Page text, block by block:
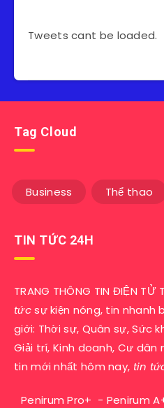
Tweets cant be loaded.
Tag Cloud
Business Thể thao
TIN TỨC 24H
TRANG THÔNG TIN ĐIỆN
tứcsự kiện nóng, tin nhanh
giới: Thời sự, Quân sự, Sức
Giải trí, Kinh doanh, Cư
tin mới nhất hôm nay, tin
Penirum Pro+ - Penirum